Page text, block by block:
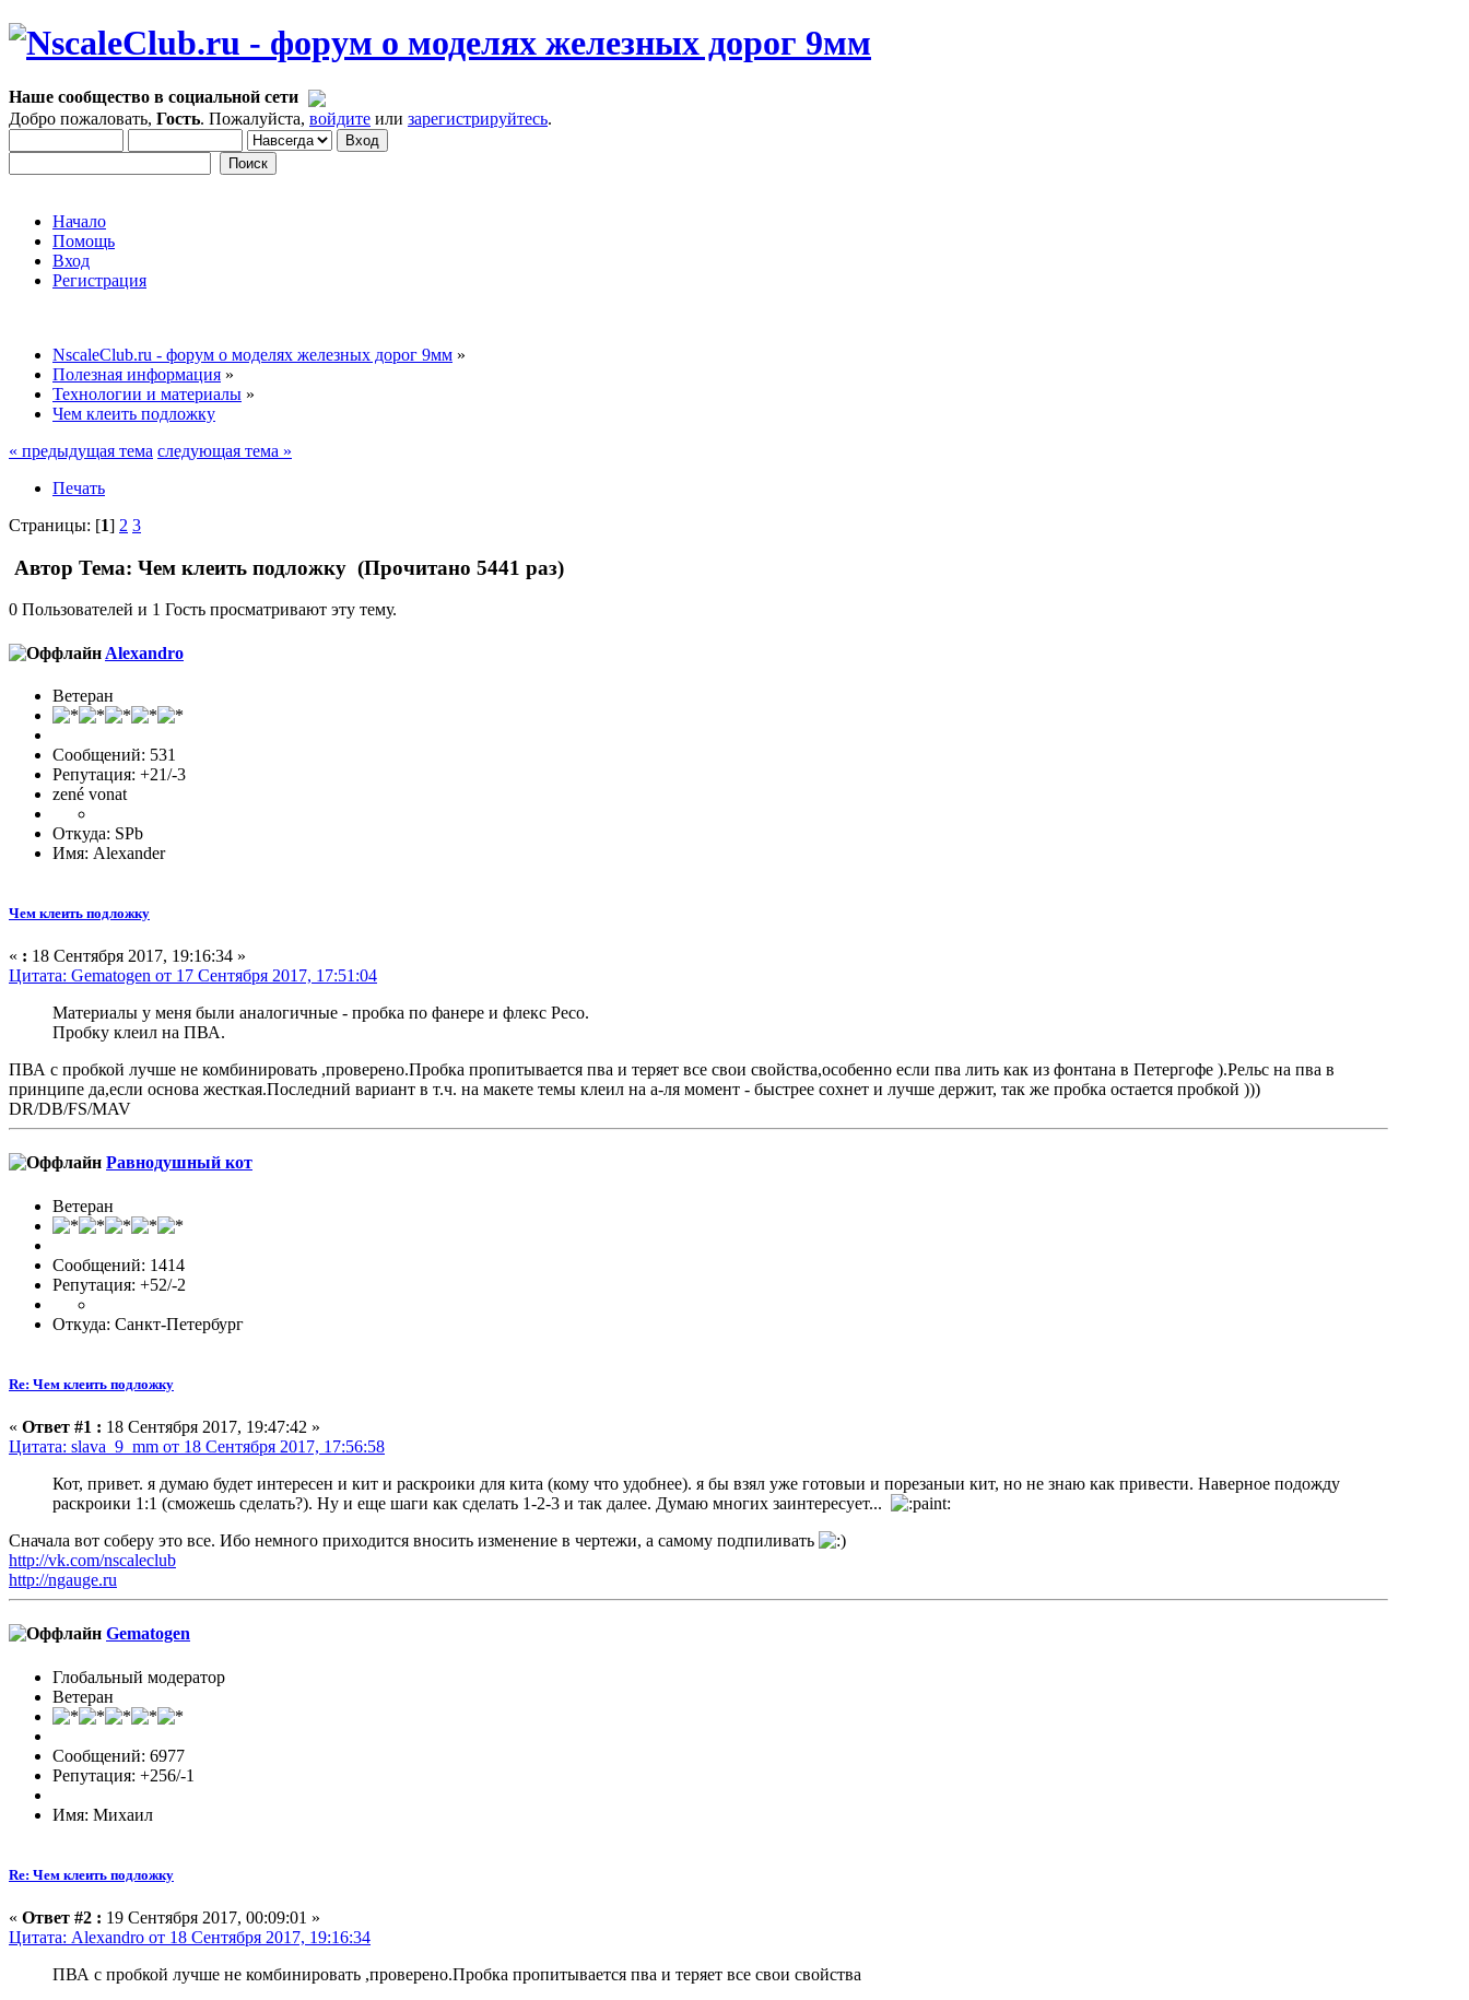
Наше сообщество в социальной сети
Добро пожаловать, Гость. Пожалуйста, войдите или зарегистрируйтесь.
Начало
Помощь
Вход
Регистрация
NscaleClub.ru - форум о моделях железных дорог 9мм »
Полезная информация »
Технологии и материалы »
Чем клеить подложку
« предыдущая тема следующая тема »
Печать
Страницы: [1] 2 3
Автор Тема: Чем клеить подложку (Прочитано 5441 раз)
0 Пользователей и 1 Гость просматривают эту тему.
Alexandro
Ветеран
Сообщений: 531
Репутация: +21/-3
zené vonat
Откуда: SPb
Имя: Alexander
Чем клеить подложку
« : 18 Сентября 2017, 19:16:34 »
Цитата: Gematogen от 17 Сентября 2017, 17:51:04
Материалы у меня были аналогичные - пробка по фанере и флекс Peco.
Пробку клеил на ПВА.
ПВА с пробкой лучше не комбинировать ,проверено.Пробка пропитывается пва и теряет все свои свойства,особенно если пва лить как из фонтана в Петергофе ).Рельс на пва в
принципе да,если основа жесткая.Последний вариант в т.ч. на макете темы клеил на а-ля момент - быстрее сохнет и лучше держит, так же пробка остается пробкой )))
DR/DB/FS/MAV
Равнодушный кот
Ветеран
Сообщений: 1414
Репутация: +52/-2
Откуда: Санкт-Петербург
Re: Чем клеить подложку
« Ответ #1 : 18 Сентября 2017, 19:47:42 »
Цитата: slava_9_mm от 18 Сентября 2017, 17:56:58
Кот, привет. я думаю будет интересен и кит и раскроики для кита (кому что удобнее). я бы взял уже готовыи и порезаныи кит, но не знаю как привести. Наверное подожду
раскроики 1:1 (сможешь сделать?). Ну и еще шаги как сделать 1-2-3 и так далее. Думаю многих заинтересует...
Сначала вот соберу это все. Ибо немного приходится вносить изменение в чертежи, а самому подпиливать
http://vk.com/nscaleclub
http://ngauge.ru
Gematogen
Глобальный модератор
Ветеран
Сообщений: 6977
Репутация: +256/-1
Имя: Михаил
Re: Чем клеить подложку
« Ответ #2 : 19 Сентября 2017, 00:09:01 »
Цитата: Alexandro от 18 Сентября 2017, 19:16:34
ПВА с пробкой лучше не комбинировать ,проверено.Пробка пропитывается пва и теряет все свои свойства